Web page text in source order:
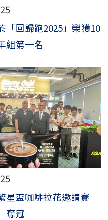
「回歸跑2025」榮獲10
組第一名
星盃咖啡拉花邀請賽
奪冠